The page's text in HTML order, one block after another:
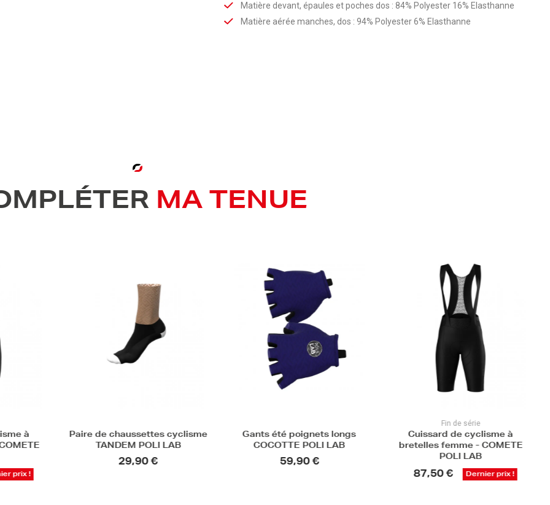
Matière devant, épaules et poches dos : 84% Polyester 16% Elasthanne
Matière aérée manches, dos : 94% Polyester 6% Elasthanne
MA TENUE
à
prix !
Paire de chaussettes cyclisme
TANDEM POLI LAB
29,90 €
Gants été poignets longs
COCOTTE POLI LAB
59,90 €
Fin de série
Cuissard de cyclisme à
bretelles femme - COMETE
POLI LAB
87,50 € Dernier prix !